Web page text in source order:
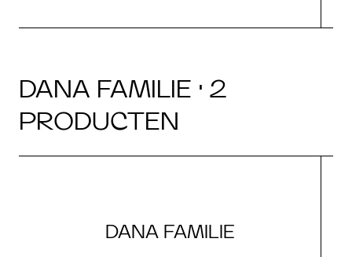
DANA FAMILIE · 2
PRODUCTEN
DANA FAMILIE